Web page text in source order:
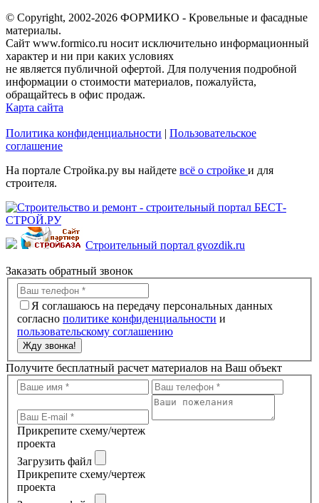
© Copyright, 2002-2026 ФОРМИКО - Кровельные и фасадные
материалы.
Сайт www.formico.ru носит исключительно информационный
характер и ни при каких условиях
не является публичной офертой. Для получения подробной
информации о стоимости материалов, пожалуйста,
обращайтесь в офис продаж.
Карта сайта
Политика конфиденциальности | Пользовательское
соглашение
На портале Стройка.ру вы найдете всё о стройке и для
строителя.
Строительный портал gvozdik.ru
Заказать обратный звонок
Я соглашаюсь на передачу персональных данных
согласно политике конфиденциальности и
пользовательскому соглашению
Жду звонка!
Получите бесплатный расчет материалов на Ваш объект
Прикрепите схему/чертеж
проекта
Загрузить файл
Прикрепите схему/чертеж
проекта